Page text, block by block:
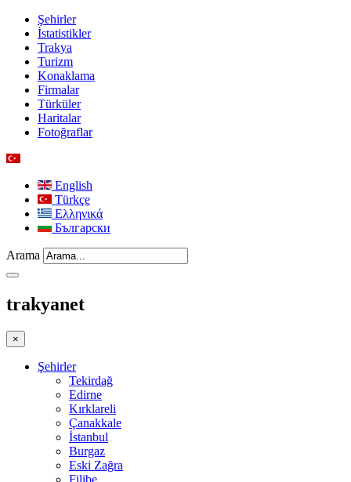
Şehirler
İstatistikler
Trakya
Turizm
Konaklama
Firmalar
Türküler
Haritalar
Fotoğraflar
English
Türkçe
Ελληνικά
Български
Arama
trakyanet
×
Şehirler
Tekirdağ
Edirne
Kırklareli
Çanakkale
İstanbul
Burgaz
Eski Zağra
Filibe